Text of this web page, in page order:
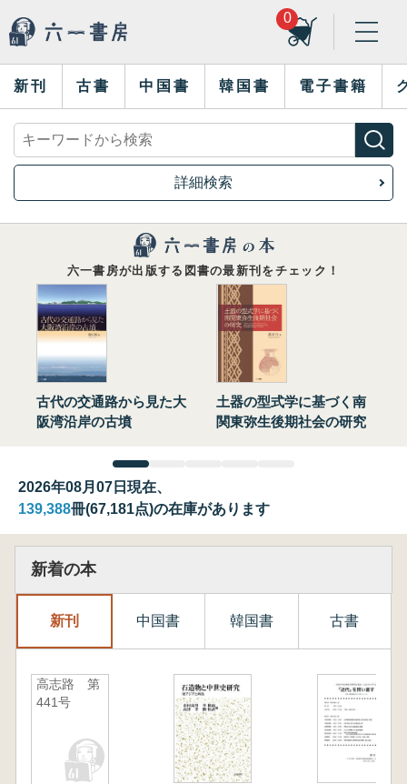
0
新刊 古書 中国書 韓国書 電子書籍
詳細検索
六一書房が出版する図書の最新刊をチェック！
古代の交通路から見た大
阪湾沿岸の古墳
土器の型式学に基づく南
関東弥生後期社会の研究
2026年08月07日現在、
139,388冊(67,181点)の在庫があります
新着の本
新刊 中国書 韓国書 古書
高志路 第
441号